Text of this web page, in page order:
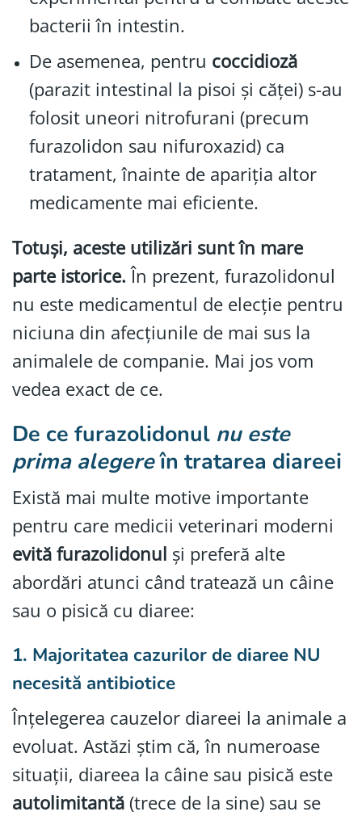
bacterii în intestin.
De asemenea, pentru coccidioză
(parazit intestinal la pisoi și căței) s-au
folosit uneori nitrofurani (precum
furazolidon sau nifuroxazid) ca
tratament, înainte de apariția altor
medicamente mai eficiente.
Totuși, aceste utilizări sunt în mare
parte istorice.În prezent, furazolidonul
nu este medicamentul de elecție pentru
niciuna din afecțiunile de mai sus la
animalele de companie. Mai jos vom
vedea exact de ce.
De ce furazolidonul nu este
prima alegereîn tratarea diareei
Există mai multe motive importante
pentru care medicii veterinari moderni
evită furazolidonul și preferă alte
abordări atunci când tratează un câine
sau o pisică cu diaree:
1. Majoritatea cazurilor de diaree NU
necesită antibiotice
Înțelegerea cauzelor diareei la animale a
evoluat. Astăzi știm că, în numeroase
situații, diareea la câine sau pisică este
autolimitantă(trece de la sine) sau se